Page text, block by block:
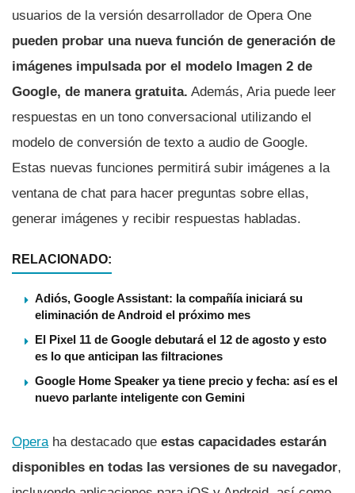
usuarios de la versión desarrollador de Opera One
pueden probar una nueva función de generación de
imágenes impulsada por el modelo Imagen 2 de
Google, de manera gratuita. Además, Aria puede leer
respuestas en un tono conversacional utilizando el
modelo de conversión de texto a audio de Google.
Estas nuevas funciones permitirá subir imágenes a la
ventana de chat para hacer preguntas sobre ellas,
generar imágenes y recibir respuestas habladas.
RELACIONADO:
Adiós, Google Assistant: la compañía iniciará su
eliminación de Android el próximo mes
El Pixel 11 de Google debutará el 12 de agosto y esto
es lo que anticipan las filtraciones
Google Home Speaker ya tiene precio y fecha: así es el
nuevo parlante inteligente con Gemini
Operaha destacado que estas capacidades estarán
disponibles en todas las versiones de su navegador,